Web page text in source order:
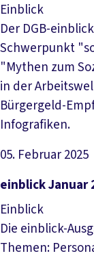
Einblick
Der DGB-
Schwerpunkt
"Mythen zum
in der
Bürgergeld-
Infografiken.
05. Februar 2025
Datei
einblick Januar
Einblick
Die einblick-
Themen: